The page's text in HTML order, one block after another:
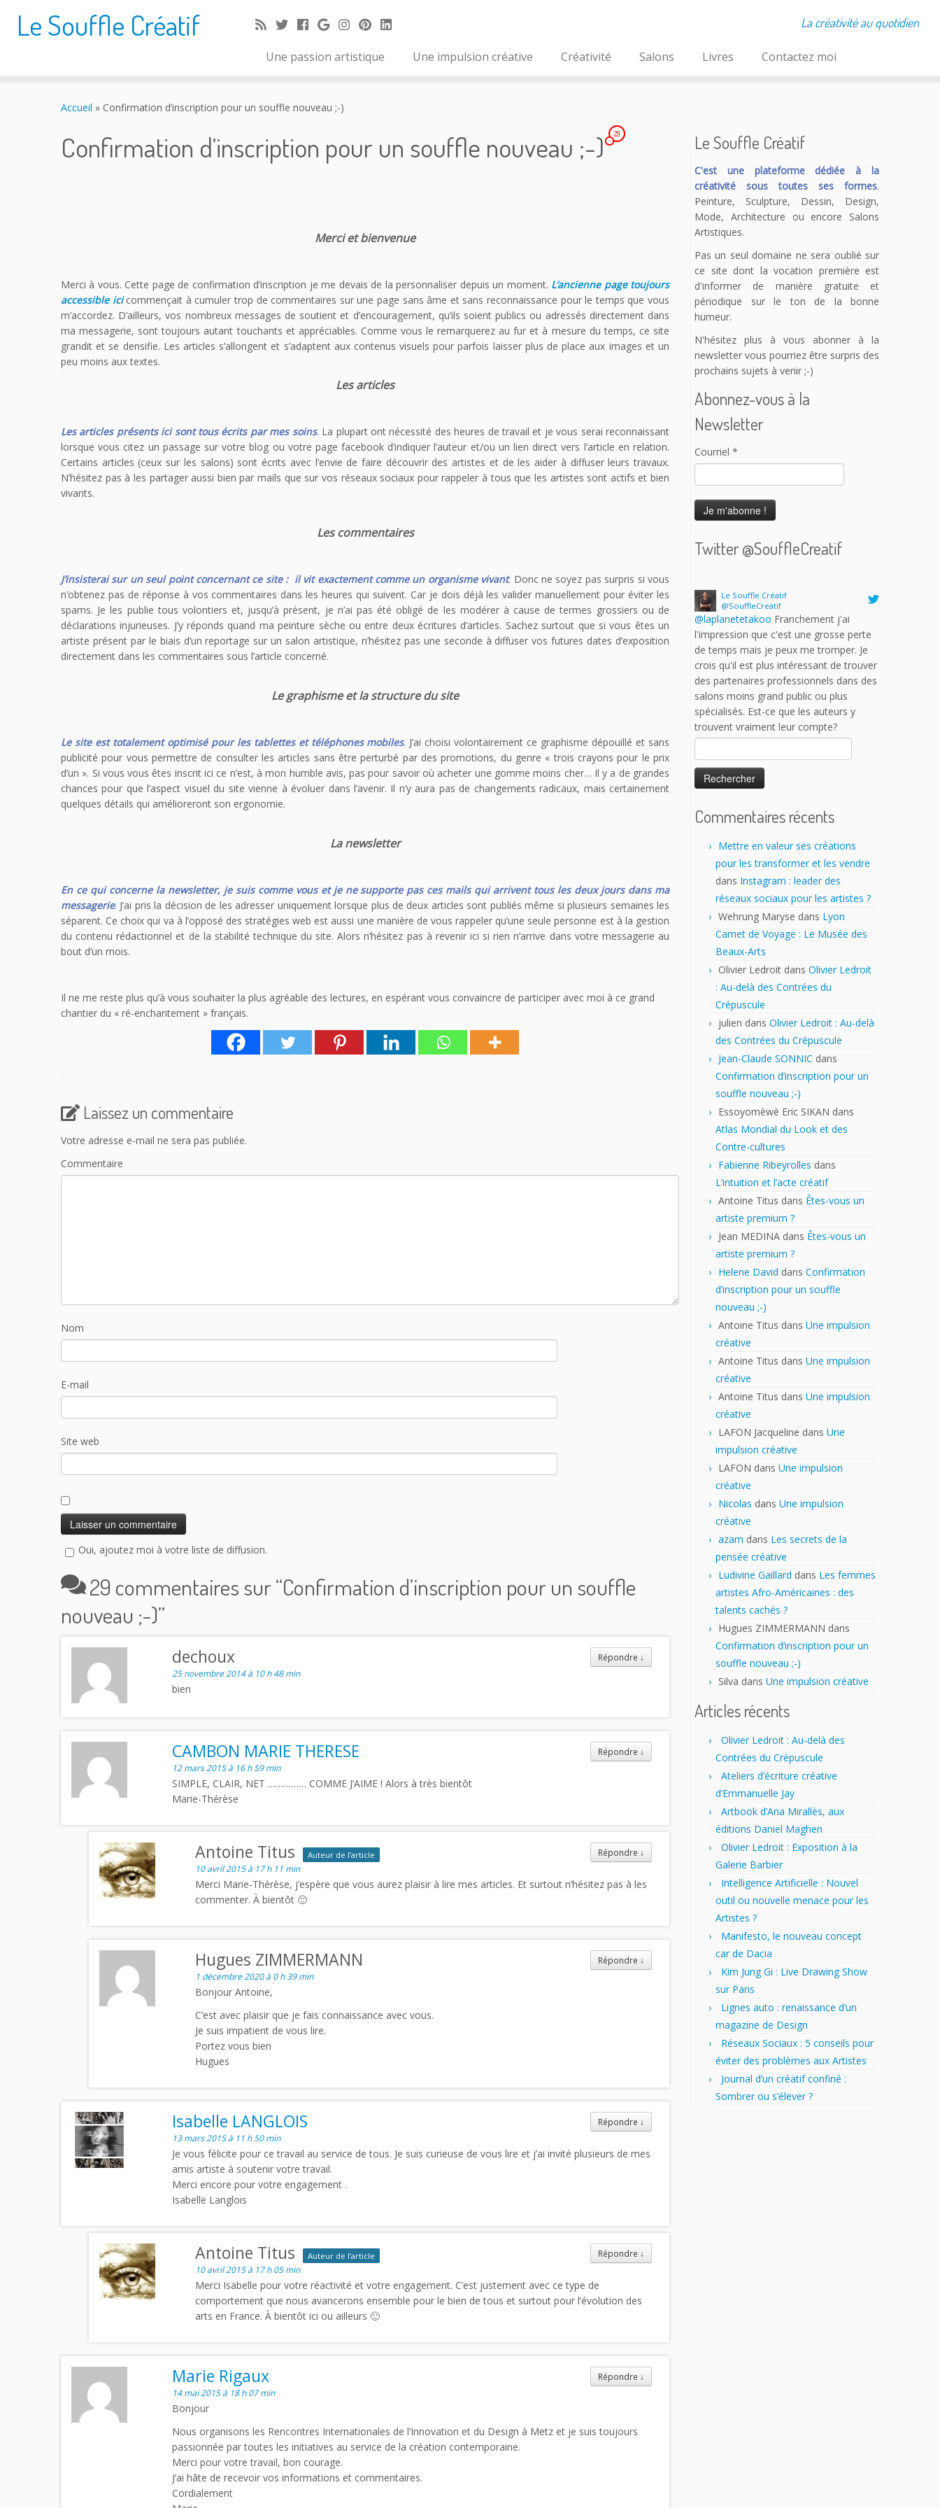
Le Souffle Créatif La créativité au quotidien
Une passion artistique Une impulsion créative Créativité Salons Livres Contactez moi
Accueil » Confirmation d’inscription pour un souffle nouveau ;-)
Confirmation d’inscription pour un souffle nouveau ;-) 29
Merci et bienvenue
Merci à vous. Cette page de confirmation d’inscription je me devais de la personnaliser depuis un moment. L’ancienne page toujours
accessible ici commençait à cumuler trop de commentaires sur une page sans âme et sans reconnaissance pour le temps que vous
m’accordez. D’ailleurs, vos nombreux messages de soutient et d’encouragement, qu’ils soient publics ou adressés directement dans
ma messagerie, sont toujours autant touchants et appréciables. Comme vous le remarquerez au fur et à mesure du temps, ce site
grandit et se densifie. Les articles s’allongent et s’adaptent aux contenus visuels pour parfois laisser plus de place aux images et un
peu moins aux textes.
Les articles
Les articles présents ici sont tous écrits par mes soins. La plupart ont nécessité des heures de travail et je vous serai reconnaissant
lorsque vous citez un passage sur votre blog ou votre page facebook d’indiquer l’auteur et/ou un lien direct vers l’article en relation.
Certains articles (ceux sur les salons) sont écrits avec l’envie de faire découvrir des artistes et de les aider à diffuser leurs travaux.
N’hésitez pas à les partager aussi bien par mails que sur vos réseaux sociaux pour rappeler à tous que les artistes sont actifs et bien
vivants.
Les commentaires
J’insisterai sur un seul point concernant ce site : il vit exactement comme un organisme vivant. Donc ne soyez pas surpris si vous
n’obtenez pas de réponse à vos commentaires dans les heures qui suivent. Car je dois déjà les valider manuellement pour éviter les
spams. Je les publie tous volontiers et, jusqu’à présent, je n’ai pas été obligé de les modérer à cause de termes grossiers ou de
déclarations injurieuses. J’y réponds quand ma peinture sèche ou entre deux écritures d’articles. Sachez surtout que si vous êtes un
artiste présent par le biais d’un reportage sur un salon artistique, n’hésitez pas une seconde à diffuser vos futures dates d’exposition
directement dans les commentaires sous l’article concerné.
Le graphisme et la structure du site
Le site est totalement optimisé pour les tablettes et téléphones mobiles. J’ai choisi volontairement ce graphisme dépouillé et sans
publicité pour vous permettre de consulter les articles sans être perturbé par des promotions, du genre « trois crayons pour le prix
d’un ». Si vous vous êtes inscrit ici ce n’est, à mon humble avis, pas pour savoir où acheter une gomme moins cher… Il y a de grandes
chances pour que l’aspect visuel du site vienne à évoluer dans l’avenir. Il n’y aura pas de changements radicaux, mais certainement
quelques détails qui amélioreront son ergonomie.
La newsletter
En ce qui concerne la newsletter, je suis comme vous et je ne supporte pas ces mails qui arrivent tous les deux jours dans ma
messagerie. J’ai pris la décision de les adresser uniquement lorsque plus de deux articles sont publiés même si plusieurs semaines les
séparent. Ce choix qui va à l’opposé des stratégies web est aussi une manière de vous rappeler qu’une seule personne est à la gestion
du contenu rédactionnel et de la stabilité technique du site. Alors n’hésitez pas à revenir ici si rien n’arrive dans votre messagerie au
bout d’un mois.
Il ne me reste plus qu’à vous souhaiter la plus agréable des lectures, en espérant vous convaincre de participer avec moi à ce grand
chantier du « ré-enchantement » français.
Laissez un commentaire
Votre adresse e-mail ne sera pas publiée.
Commentaire
Nom
E-mail
Site web
Oui, ajoutez moi à votre liste de diffusion.
29 commentaires sur “Confirmation d’inscription pour un souffle
nouveau ;-)”
Répondre ↓
dechoux
25 novembre 2014 à 10 h 48 min
bien
Répondre ↓
CAMBON MARIE THERESE
12 mars 2015 à 16 h 59 min
SIMPLE, CLAIR, NET …………… COMME J’AIME ! Alors à très bientôt
Marie-Thérèse
Répondre ↓
Antoine Titus Auteur de l’article
10 avril 2015 à 17 h 11 min
Merci Marie-Thérèse, j’espère que vous aurez plaisir à lire mes articles. Et surtout n’hésitez pas à les
commenter. À bientôt 🙂
Répondre ↓
Hugues ZIMMERMANN
1 décembre 2020 à 0 h 39 min
Bonjour Antoine,
C’est avec plaisir que je fais connaissance avec vous.
Je suis impatient de vous lire.
Portez vous bien
Hugues
Répondre ↓
Isabelle LANGLOIS
13 mars 2015 à 11 h 50 min
Je vous félicite pour ce travail au service de tous. Je suis curieuse de vous lire et j’ai invité plusieurs de mes
amis artiste à soutenir votre travail.
Merci encore pour votre engagement .
Isabelle Langlois
Répondre ↓
Antoine Titus Auteur de l’article
10 avril 2015 à 17 h 05 min
Merci Isabelle pour votre réactivité et votre engagement. C’est justement avec ce type de
comportement que nous avancerons ensemble pour le bien de tous et surtout pour l’évolution des
arts en France. À bientôt ici ou ailleurs 🙂
Répondre ↓
Marie Rigaux
14 mai 2015 à 18 h 07 min
Bonjour
Nous organisons les Rencontres Internationales de l’Innovation et du Design à Metz et je suis toujours
passionnée par toutes les initiatives au service de la création contemporaine.
Merci pour votre travail, bon courage.
J’ai hâte de recevoir vos informations et commentaires.
Cordialement
Le Souffle Créatif
C'est une plateforme dédiée à la
créativité sous toutes ses formes.
Peinture, Sculpture, Dessin, Design,
Mode, Architecture ou encore Salons
Artistiques.
Pas un seul domaine ne sera oublié sur
ce site dont la vocation première est
d'informer de manière gratuite et
périodique sur le ton de la bonne
humeur.
N'hésitez plus à vous abonner à la
newsletter vous pourriez être surpris des
prochains sujets à venir ;-)
Abonnez-vous à la
Newsletter
Courriel *
Twitter @SouffleCreatif
@laplanetetakooFranchement j'ai
l'impression que c'est une grosse perte
de temps mais je peux me tromper. Je
crois qu'il est plus intéressant de trouver
des partenaires professionnels dans des
salons moins grand public ou plus
spécialisés. Est-ce que les auteurs y
trouvent vraiment leur compte?
17 h 43 min · 25 janvier 2023
Commentaires récents
Mettre en valeur ses créations
pour les transformer et les vendre
dans Instagram : leader des
réseaux sociaux pour les artistes ?
Wehrung Maryse dans Lyon
Carnet de Voyage : Le Musée des
Beaux-Arts
Olivier Ledroit dans Olivier Ledroit
: Au-delà des Contrées du
Crépuscule
julien dans Olivier Ledroit : Au-delà
des Contrées du Crépuscule
Jean-Claude SONNIC dans
Confirmation d’inscription pour un
souffle nouveau ;-)
Essoyomèwè Eric SIKAN dans
Atlas Mondial du Look et des
Contre-cultures
Fabienne Ribeyrolles dans
L’intuition et l’acte créatif
Antoine Titus dans Êtes-vous un
artiste premium ?
Jean MEDINA dans Êtes-vous un
artiste premium ?
Helene David dans Confirmation
d’inscription pour un souffle
nouveau ;-)
Antoine Titus dans Une impulsion
créative
Antoine Titus dans Une impulsion
créative
Antoine Titus dans Une impulsion
créative
LAFON Jacqueline dans Une
impulsion créative
LAFON dans Une impulsion
créative
Nicolas dans Une impulsion
créative
azam dans Les secrets de la
pensée créative
Ludivine Gaillard dans Les femmes
artistes Afro-Américaines : des
talents cachés ?
Hugues ZIMMERMANN dans
Confirmation d’inscription pour un
souffle nouveau ;-)
Silva dans Une impulsion créative
Articles récents
Olivier Ledroit : Au-delà des
Contrées du Crépuscule
Ateliers d’écriture créative
d’Emmanuelle Jay
Artbook d’Ana Mirallès, aux
éditions Daniel Maghen
Olivier Ledroit : Exposition à la
Galerie Barbier
Intelligence Artificielle : Nouvel
outil ou nouvelle menace pour les
Artistes ?
Manifesto, le nouveau concept
car de Dacia
Kim Jung Gi : Live Drawing Show
sur Paris
Lignes auto : renaissance d’un
magazine de Design
Réseaux Sociaux : 5 conseils pour
éviter des problèmes aux Artistes
Journal d’un créatif confiné :
Sombrer ou s’élever ?